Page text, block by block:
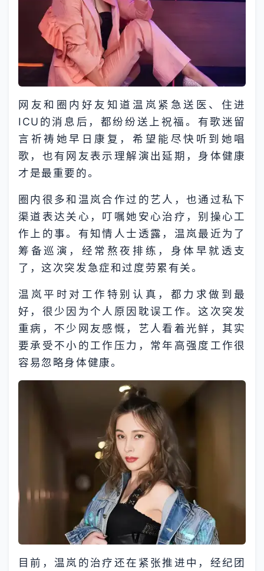
网友和圈内好友知道温岚紧急送医、住进
ICU的消息后，都纷纷送上祝福。有歌迷留
言祈祷她早日康复，希望能尽快听到她唱
歌，也有网友表示理解演出延期，身体健康
才是最重要的。
圈内很多和温岚合作过的艺人，也通过私下
渠道表达关心，叮嘱她安心治疗，别操心工
作上的事。有知情人士透露，温岚最近为了
筹备巡演，经常熬夜排练，身体早就透支
了，这次突发急症和过度劳累有关。
温岚平时对工作特别认真，都力求做到最
好，很少因为个人原因耽误工作。这次突发
重病，不少网友感慨，艺人看着光鲜，其实
要承受不小的工作压力，常年高强度工作很
容易忽略身体健康。
目前，温岚的治疗还在紧张推进中，经纪团